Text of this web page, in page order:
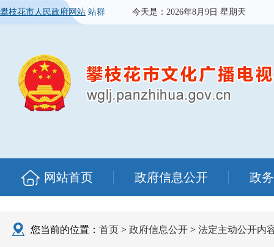
攀枝花市人民政府网站 站群 今天是： 2026年8月9日 星期天
网站首页 政府信息公开 政
您当前的位置： 首页 > 政府信息公开 > 法定主动公开内